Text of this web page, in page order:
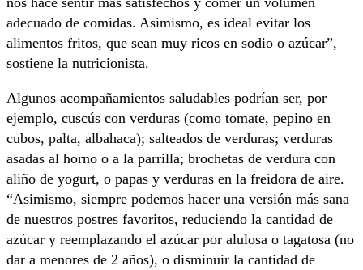
adecuado de comidas. Asimismo, es ideal evitar los
alimentos fritos, que sean muy ricos en sodio o azúcar”,
sostiene la nutricionista.
Algunos acompañamientos saludables podrían ser, por
ejemplo, cuscús con verduras (como tomate, pepino en
cubos, palta, albahaca); salteados de verduras; verduras
asadas al horno o a la parrilla; brochetas de verdura con
aliño de yogurt, o papas y verduras en la freidora de aire.
“Asimismo, siempre podemos hacer una versión más sana
de nuestros postres favoritos, reduciendo la cantidad de
azúcar y reemplazando el azúcar por alulosa o tagatosa (no
dar a menores de 2 años), o disminuir la cantidad de